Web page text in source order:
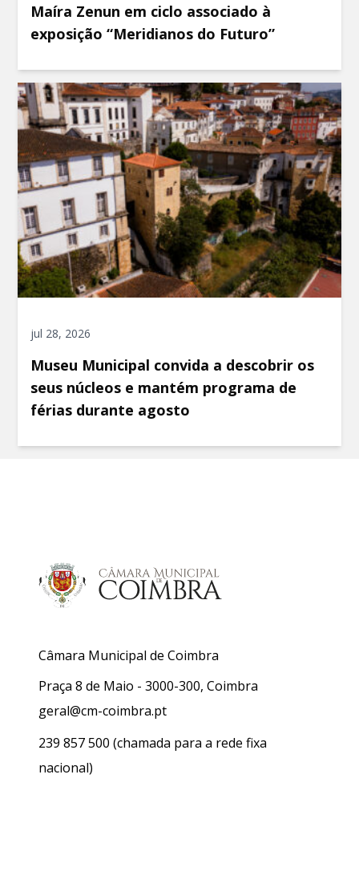
Maíra Zenun em ciclo associado à
exposição “Meridianos do Futuro”
jul 28, 2026
Museu Municipal convida a descobrir os
seus núcleos e mantém programa de
férias durante agosto
Câmara Municipal de Coimbra
Praça 8 de Maio - 3000-300, Coimbra
geral@cm-coimbra.pt
239 857 500 (chamada para a rede fixa
nacional)